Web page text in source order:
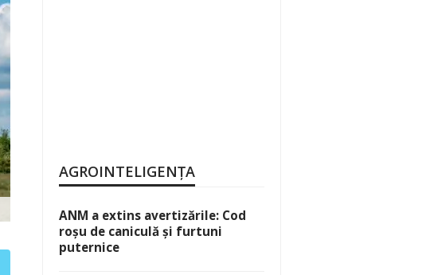
AGROINTELIGENȚA
ANM a extins avertizările: Cod
roșu de caniculă și furtuni
puternice